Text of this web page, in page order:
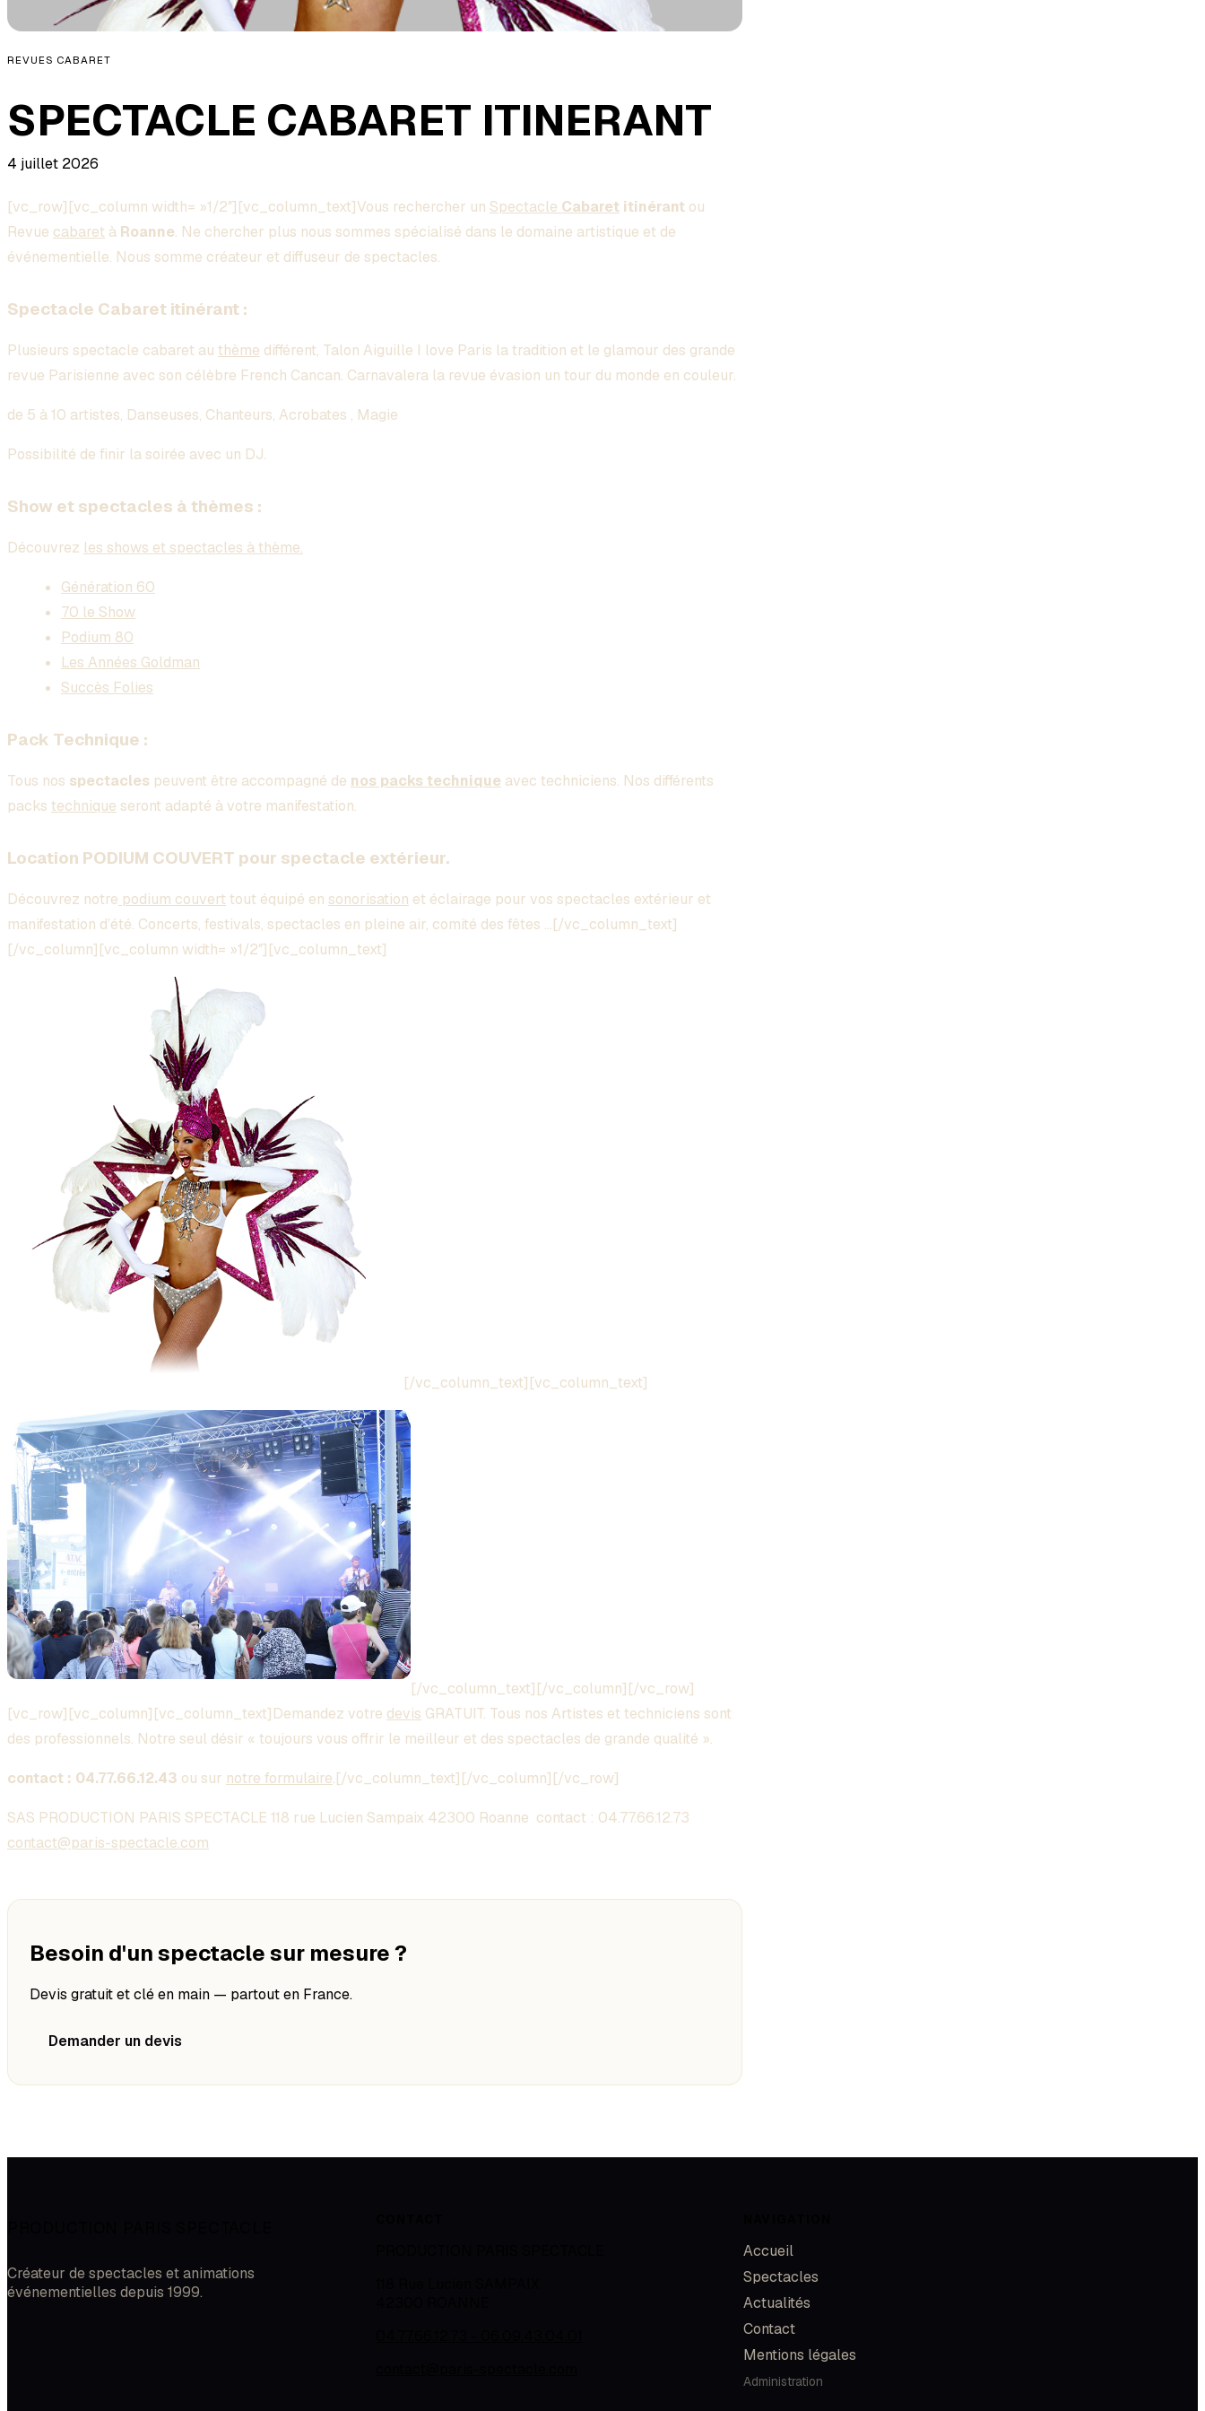
REVUES CABARET
SPECTACLE CABARET ITINERANT
4 juillet 2026
[vc_row][vc_column width= »1/2″][vc_column_text]Vous rechercher un Spectacle Cabaret itinérant ou
Revue cabaret à Roanne. Ne chercher plus nous sommes spécialisé dans le domaine artistique et de
événementielle. Nous somme créateur et diffuseur de spectacles.
Spectacle Cabaret itinérant :
Plusieurs spectacle cabaret au thème différent, Talon Aiguille I love Paris la tradition et le glamour des grande
revue Parisienne avec son célèbre French Cancan. Carnavalera la revue évasion un tour du monde en couleur.
de 5 à 10 artistes, Danseuses, Chanteurs, Acrobates , Magie
Possibilité de finir la soirée avec un DJ.
Show et spectacles à thèmes :
Découvrez les shows et spectacles à thème.
Génération 60
70 le Show
Podium 80
Les Années Goldman
Succès Folies
Pack Technique :
Tous nos spectacles peuvent être accompagné de nos packs technique avec techniciens. Nos différents
packs technique seront adapté à votre manifestation.
Location PODIUM COUVERT pour spectacle extérieur.
Découvrez notre podium couvert tout équipé en sonorisation et éclairage pour vos spectacles extérieur et
manifestation d’été. Concerts, festivals, spectacles en pleine air, comité des fêtes …[/vc_column_text]
[/vc_column][vc_column width= »1/2″][vc_column_text]
[/vc_column_text][vc_column_text]
[/vc_column_text][/vc_column][/vc_row]
[vc_row][vc_column][vc_column_text]Demandez votre devis GRATUIT. Tous nos Artistes et techniciens sont
des professionnels. Notre seul désir « toujours vous offrir le meilleur et des spectacles de grande qualité ».
contact : 04.77.66.12.43 ou sur notre formulaire.[/vc_column_text][/vc_column][/vc_row]
SAS PRODUCTION PARIS SPECTACLE 118 rue Lucien Sampaix 42300 Roanne contact : 04.77.66.12.73
contact@paris-spectacle.com
Besoin d'un spectacle sur mesure ?
Devis gratuit et clé en main — partout en France.
Demander un devis
Créateur de spectacles et animations
événementielles depuis 1999.
Accueil
Spectacles
Actualités
Contact
Mentions légales
Administration